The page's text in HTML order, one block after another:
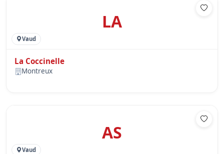
LA
Vaud
La Coccinelle
Montreux
AS
Vaud